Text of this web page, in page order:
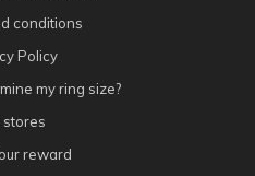
conditions
Policy
my ring size?
stores
reward